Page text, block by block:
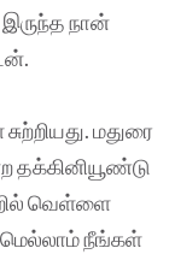
இருந்த நான்
மதுரை
தக்கினியூண்டு
வெள்ளை
நீங்கள்